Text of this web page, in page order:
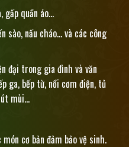
gấp quần áo…
sào, nấu cháo… và các công
đại trong gia đình và văn
ga, bếp từ, nồi cơm điện, tủ
mùi…
cơ bản đảm bảo vệ sinh.